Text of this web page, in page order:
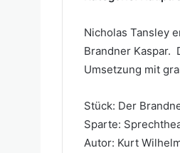
Nicholas Tansley
Brandner Kaspar.
Umsetzung mit
Stück: Der
Sparte:
Autor: Kurt